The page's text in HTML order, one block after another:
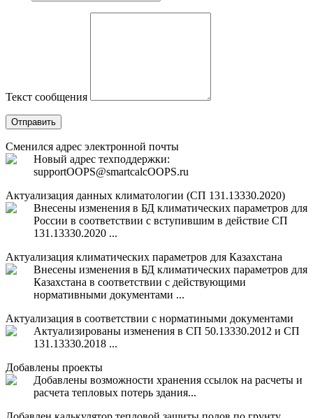
Текст сообщения
Отправить
Сменился адрес электронной почты
Новый адрес техподдержки:
supportOOPS@smartcalcOOPS.ru
Актуализация данных климатологии (СП 131.13330.2020)
Внесены изменения в БД климатических параметров для
России в соответствии с вступившим в действие СП
131.13330.2020 ...
Актуализация климатических параметров для Казахстана
Внесены изменения в БД климатических параметров для
Казахстана в соответствии с действующими
нормативными документами ...
Актуализация в соответствии с норматиными документами
Актуализированы изменения в СП 50.13330.2012 и СП
131.13330.2018 ...
Добавлены проекты
Добавлены возможности хранения ссылок на расчеты и
расчета тепловых потерь здания...